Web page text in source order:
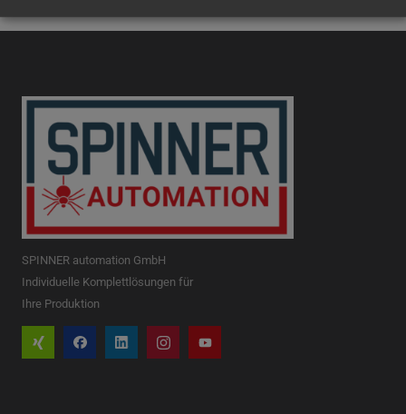
SPINNER automation GmbH
Individuelle Komplettlösungen für
Ihre Produktion